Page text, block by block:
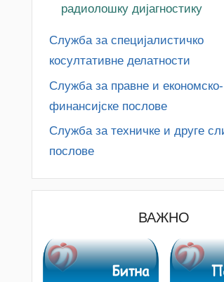
радиолошку дијагностику
Служба за специјалистичко
косултативне делатности
Служба за правне и економско-
финансијске послове
Служба за техничке и друге
послове
ВАЖНО